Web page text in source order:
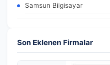
Samsun Bilgisayar
Son Eklenen Firmalar